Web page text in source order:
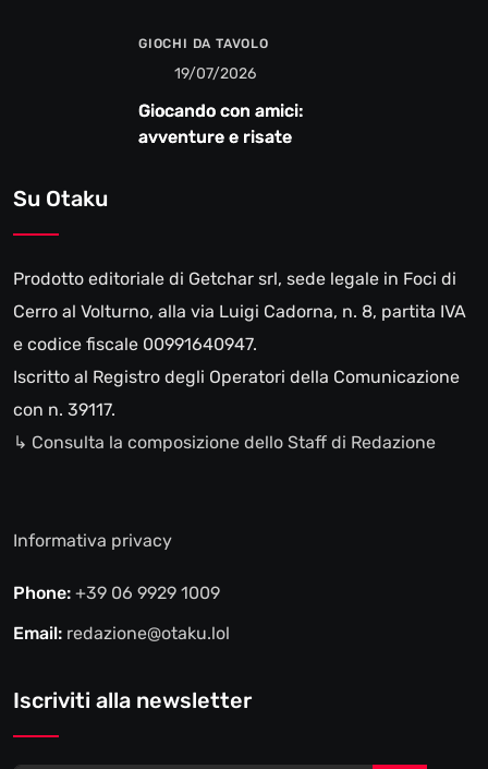
GIOCHI DA TAVOLO
19/07/2026
Giocando con amici:
avventure e risate
Su Otaku
Prodotto editoriale di Getchar srl, sede legale in Foci di
Cerro al Volturno, alla via Luigi Cadorna, n. 8, partita IVA
e codice fiscale 00991640947.
Iscritto al Registro degli Operatori della Comunicazione
con n. 39117.
↳ Consulta la composizione dello Staff di Redazione
Informativa privacy
Phone: +39 06 9929 1009
Email: redazione@otaku.lol
Iscriviti alla newsletter